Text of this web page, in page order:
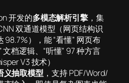
开发的多模态解析引擎 ，集
双通道模型（网页结构识
98.7%），能 “看懂” 网页布
文档逻辑、“听懂” 97 种方言
V3 技术）
义抽取模型 ，支持 PDF/Word/